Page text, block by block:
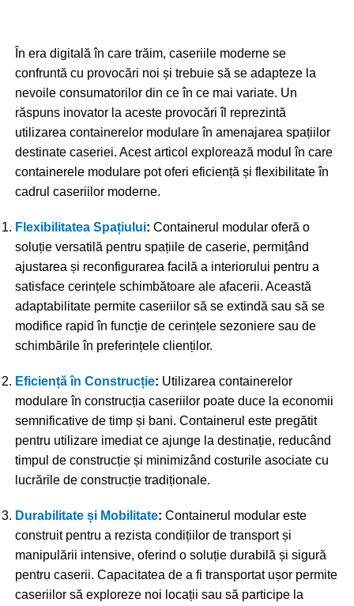
În era digitală în care trăim, caseriile moderne se
confruntă cu provocări noi și trebuie să se adapteze la
nevoile consumatorilor din ce în ce mai variate. Un
răspuns inovator la aceste provocări îl reprezintă
utilizarea containerelor modulare în amenajarea spațiilor
destinate caseriei. Acest articol explorează modul în care
containerele modulare pot oferi eficiență și flexibilitate în
cadrul caseriilor moderne.
Flexibilitatea Spațiului: Containerul modular oferă o
soluție versatilă pentru spațiile de caserie, permițând
ajustarea și reconfigurarea facilă a interiorului pentru a
satisface cerințele schimbătoare ale afacerii. Această
adaptabilitate permite caseriilor să se extindă sau să se
modifice rapid în funcție de cerințele sezoniere sau de
schimbările în preferințele clienților.
Eficiență în Construcție: Utilizarea containerelor
modulare în construcția caseriilor poate duce la economii
semnificative de timp și bani. Containerul este pregătit
pentru utilizare imediat ce ajunge la destinație, reducând
timpul de construcție și minimizând costurile asociate cu
lucrările de construcție tradiționale.
Durabilitate și Mobilitate: Containerul modular este
construit pentru a rezista condițiilor de transport și
manipulării intensive, oferind o soluție durabilă și sigură
pentru caserii. Capacitatea de a fi transportat ușor permite
caseriilor să exploreze noi locații sau să participe la